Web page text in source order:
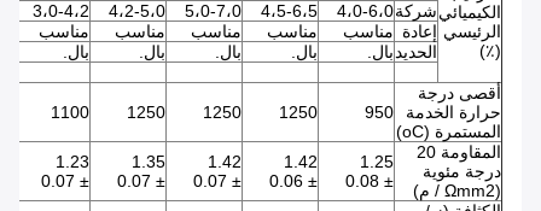
الكيميائي
الرئيسي
(٪)
شركة4،0-6،0 4،5-6،5 5،0-7،0 4،2-5،0 3،0-4،2
إعادة مناسب مناسب مناسب مناسب مناسب
الحديدبال. بال. بال. بال. بال.
أقصى درجة
حرارة الخدمة
المستمرة (oC)
950
1250
1250
1250
1100
المقاومة 20
درجة مئوية
(Ωmm2 / م)
1.25
± 0.08
1.42
± 0.06
1.42
± 0.07
1.35
± 0.07
1.23
± 0.07